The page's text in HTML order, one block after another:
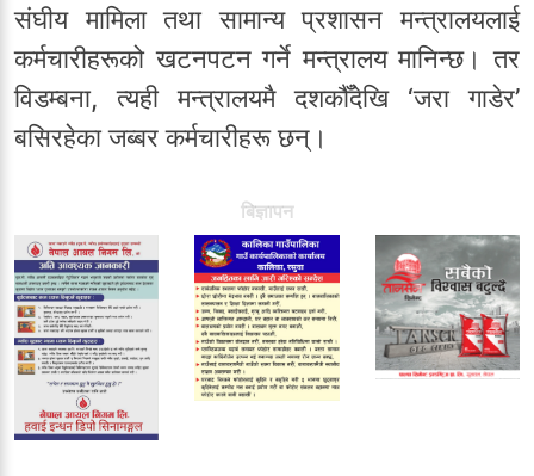
संघीय मामिला तथा सामान्य प्रशासन मन्त्रालयलाई
कर्मचारीहरूको खटनपटन गर्ने मन्त्रालय मानिन्छ। तर
विडम्बना, त्यही मन्त्रालयमै दशकौँदेखि ‘जरा गाडेर’
बसिरहेका जब्बर कर्मचारीहरू छन्।
बिज्ञापन